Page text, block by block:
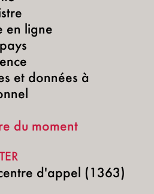
en ligne
et données à
du moment
d'appel (1363)